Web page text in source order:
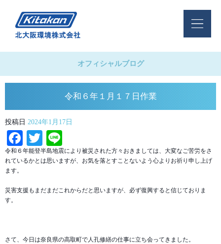
オフィシャルブログ
令和６年１月１７日作業
投稿日 2024年1月17日
Facebook
Twitter
令和６年能登半島地震により被災された方々おきましては、大変なご苦労をさ
れているかとは思いますが、お気を落とすことないよう心よりお祈り申し上げ
ます。
災害支援もまだまだこれからだと思いますが、必ず復興すると信じておりま
す。
さて、今日は奈良県の高取町で人孔修繕の仕事に立ち会ってきました。